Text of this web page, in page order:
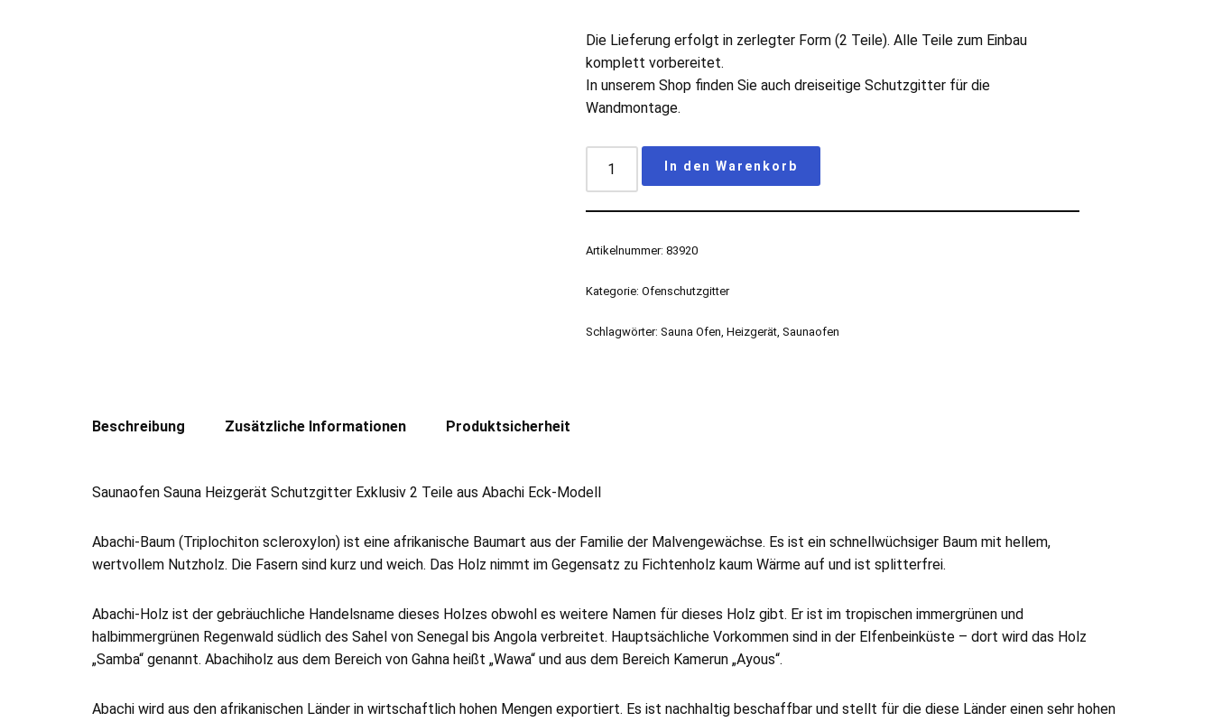
Die Lieferung erfolgt in zerlegter Form (2 Teile). Alle Teile zum Einbau
komplett vorbereitet.
In unserem Shop finden Sie auch dreiseitige Schutzgitter für die
Wandmontage.
In den Warenkorb
Artikelnummer:83920
Kategorie:Ofenschutzgitter
Schlagwörter:Sauna Ofen,Heizgerät,Saunaofen
Beschreibung Zusätzliche Informationen Produktsicherheit
Saunaofen Sauna Heizgerät Schutzgitter Exklusiv 2 Teile aus Abachi Eck-Modell
Abachi-Baum (Triplochiton scleroxylon) ist eine afrikanische Baumart aus der Familie der Malvengewächse. Es ist ein schnellwüchsiger Baum mit hellem,
wertvollem Nutzholz. Die Fasern sind kurz und weich. Das Holz nimmt im Gegensatz zu Fichtenholz kaum Wärme auf und ist splitterfrei.
Abachi-Holz ist der gebräuchliche Handelsname dieses Holzes obwohl es weitere Namen für dieses Holz gibt. Er ist im tropischen immergrünen und
halbimmergrünen Regenwald südlich des Sahel von Senegal bis Angola verbreitet. Hauptsächliche Vorkommen sind in der Elfenbeinküste – dort wird das Holz
„Samba“ genannt. Abachiholz aus dem Bereich von Gahna heißt „Wawa“ und aus dem Bereich Kamerun „Ayous“.
Abachi wird aus den afrikanischen Länder in wirtschaftlich hohen Mengen exportiert. Es ist nachhaltig beschaffbar und stellt für die diese Länder einen sehr hohen